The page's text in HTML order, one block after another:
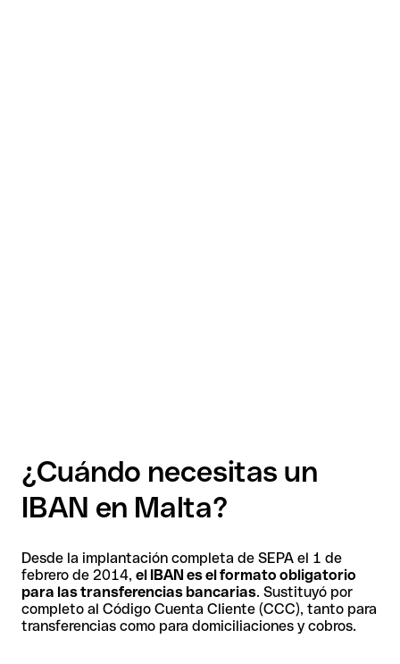
¿Cuándo necesitas un
IBAN en Malta?
Desde la implantación completa de SEPA el 1 de
febrero de 2014, el IBAN es el formato obligatorio
para las transferencias bancarias. Sustituyó por
completo al Código Cuenta Cliente (CCC), tanto para
transferencias como para domiciliaciones y cobros.